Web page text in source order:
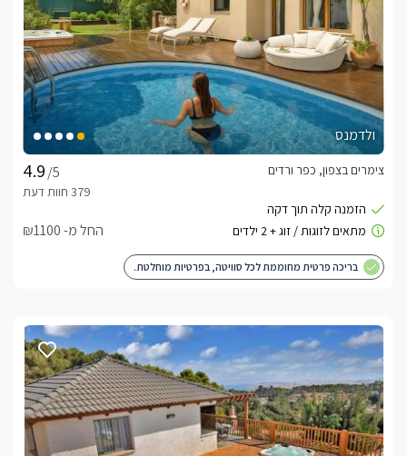
ולדמנס
/5
צימרים בצפון, כפר ורדים
החל מ- ₪1100
בריכה פרטית מחוממת לכל סוויטה, בפרטיות מוחלטת.